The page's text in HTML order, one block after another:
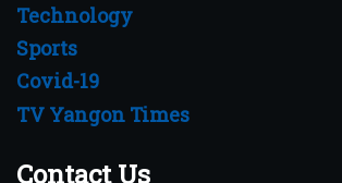
Technology
Sports
Covid-19
TV Yangon Times
Contact Us